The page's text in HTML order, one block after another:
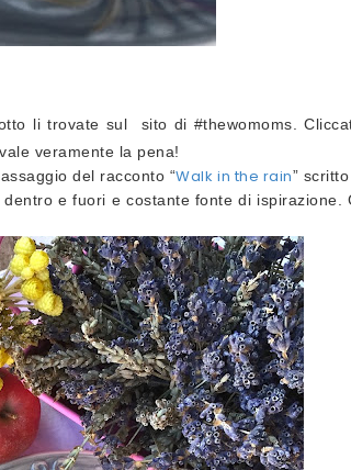
li trovate sul sito di #thewomoms.
veramente la pena!
del racconto “Walkin the rain”
dentro e fuori e costante fonte di ispirazione.